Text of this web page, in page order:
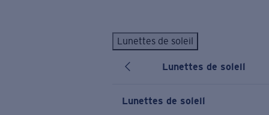
Lunettes de soleil
Lunettes de soleil
Lunettes de soleil
LES PLUS RECHERCHÉS
Lunettes de soleil personnalisées Nouveau